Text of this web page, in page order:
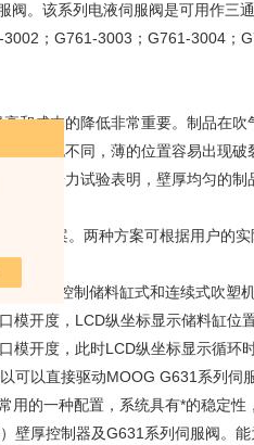
。该系列电液伺服阀是可用作三
；G761-3003；G761-3004；
和成本的降低非常重要。制品在吹
应力也不同，薄的位置容易出现
耐冲击力试验表明，壁厚均匀的
制方案。两种方案可根据用户的
可用于控制储料缸式和连续式吹塑
模开度，LCD纵坐标显示储料缸位
模开度，此时LCD纵坐标显示循环
可以直接驱动MOOG G631系列伺
用的一种配置，系统具有*的稳定性
壁厚控制器及G631系列伺服阀。